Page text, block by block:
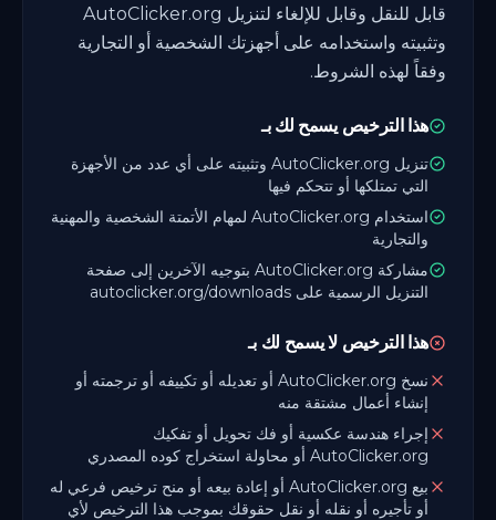
قابل للنقل وقابل للإلغاء لتنزيل AutoClicker.org
وتثبيته واستخدامه على أجهزتك الشخصية أو التجارية
وفقاً لهذه الشروط.
هذا الترخيص يسمح لك بـ
تنزيل AutoClicker.org وتثبيته على أي عدد من الأجهزة
التي تمتلكها أو تتحكم فيها
استخدام AutoClicker.org لمهام الأتمتة الشخصية والمهنية
والتجارية
مشاركة AutoClicker.org بتوجيه الآخرين إلى صفحة
التنزيل الرسمية على autoclicker.org/downloads
هذا الترخيص لا يسمح لك بـ
نسخ AutoClicker.org أو تعديله أو تكييفه أو ترجمته أو
إنشاء أعمال مشتقة منه
إجراء هندسة عكسية أو فك تحويل أو تفكيك
AutoClicker.org أو محاولة استخراج كوده المصدري
بيع AutoClicker.org أو إعادة بيعه أو منح ترخيص فرعي له
أو تأجيره أو نقله أو نقل حقوقك بموجب هذا الترخيص لأي